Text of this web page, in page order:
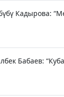
Кадырова:
Бабаев: